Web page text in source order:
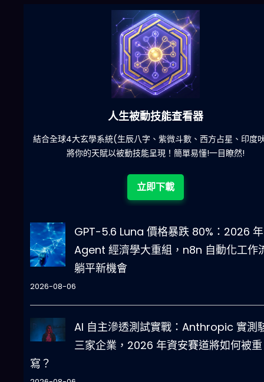
六合彩發達神器
減少超過500萬個低概率中獎組合，提高中獎率
立即下載
GPT-5.6 Luna 價格暴跌 80%：2026
Agent 經濟學大重組，n8n 自動化工作
躺平新機會
2026-08-06
AI 自主滲透測試實戰：Anthropic 實測
三家企業，2026 年資安賽道將如何被重
寫？